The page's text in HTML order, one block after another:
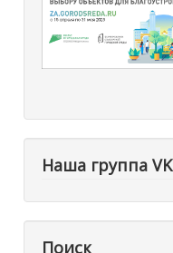
Наша группа VK
Поиск